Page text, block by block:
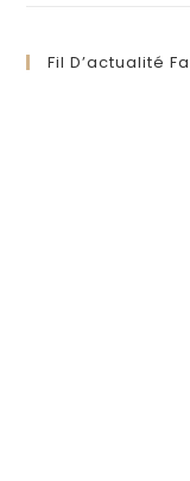
Fil D’actualité